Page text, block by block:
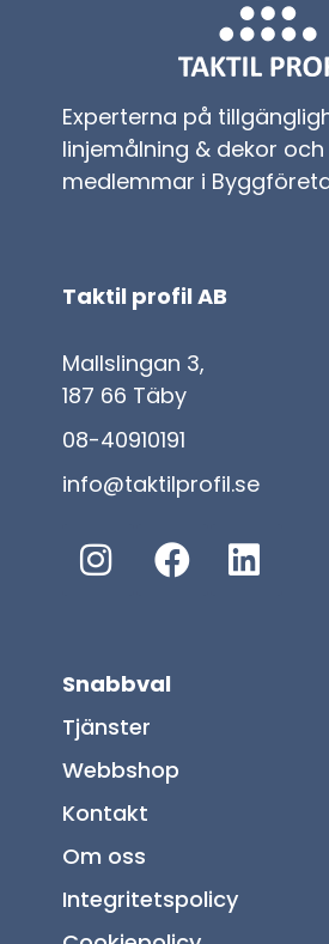
Experterna på
linjemålning & dekor
medlemmar i
Taktil profil AB
Mallslingan 3,
187 66 Täby
08-40910191
info@taktilprofil.se
Snabbval
Tjänster
Webbshop
Kontakt
Om oss
Integritetspolicy